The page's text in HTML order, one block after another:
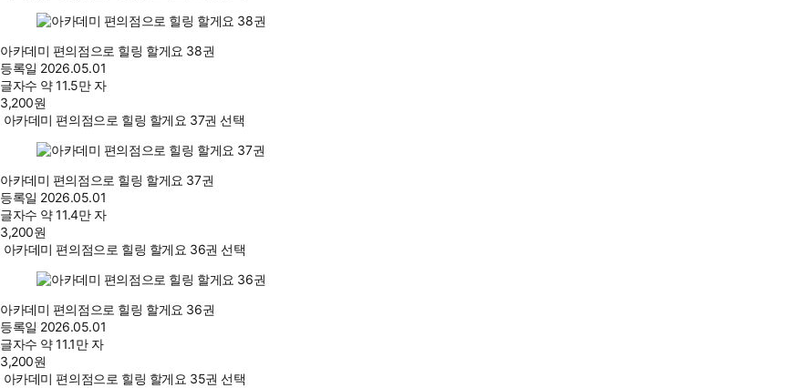
아카데미 편의점으로 힐링 할게요 38권
등록일 2026.05.01
글자수 약 11.5만 자
3,200원
아카데미 편의점으로 힐링 할게요 37권 선택
아카데미 편의점으로 힐링 할게요 37권
등록일 2026.05.01
글자수 약 11.4만 자
3,200원
아카데미 편의점으로 힐링 할게요 36권 선택
아카데미 편의점으로 힐링 할게요 36권
등록일 2026.05.01
글자수 약 11.1만 자
3,200원
아카데미 편의점으로 힐링 할게요 35권 선택